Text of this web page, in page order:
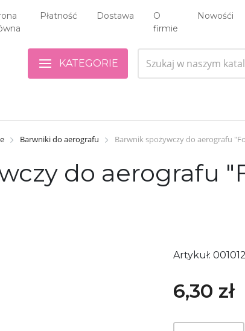
Płatność Dostawa
O
firmie
Nowośći
KATEGORIE
Barwniki do aerografu Barwnik spożywczy do aerografu
do aerografu
Artykuł: 001012
6,30 zł